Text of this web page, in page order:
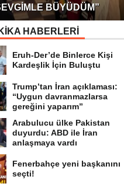
BÜYÜDÜM”
HABERLERİ
Eruh-Der’de Binlerce Kişi
Kardeşlik İçin Buluştu
Trump’tan İran açıklaması:
“Uygun davranmazlarsa
gereğini yaparım”
Arabulucu ülke Pakistan
duyurdu: ABD ile İran
anlaşmaya vardı
Fenerbahçe yeni başkanını
seçti!